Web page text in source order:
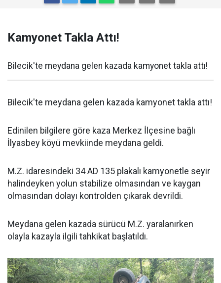
Kamyonet Takla Attı!
Bilecik'te meydana gelen kazada kamyonet takla attı!
Bilecik'te meydana gelen kazada kamyonet takla attı!
Edinilen bilgilere göre kaza Merkez İlçesine bağlı
İlyasbey köyü mevkiinde meydana geldi.
M.Z. idaresindeki 34 AD 135 plakalı kamyonetle seyir
halindeyken yolun stabilize olmasından ve kaygan
olmasından dolayı kontrolden çıkarak devrildi.
Meydana gelen kazada sürücü M.Z. yaralanırken
olayla kazayla ilgili tahkikat başlatıldı.